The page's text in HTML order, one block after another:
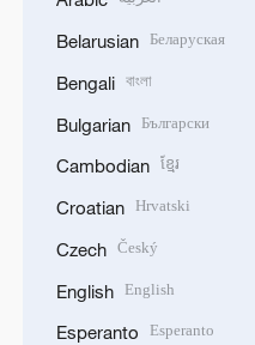
Belarusian Беларуская
Bengali বাংলা
Bulgarian Български
Cambodian ខ្មែរ
Croatian Hrvatski
Czech Český
English English
Esperanto Esperanto